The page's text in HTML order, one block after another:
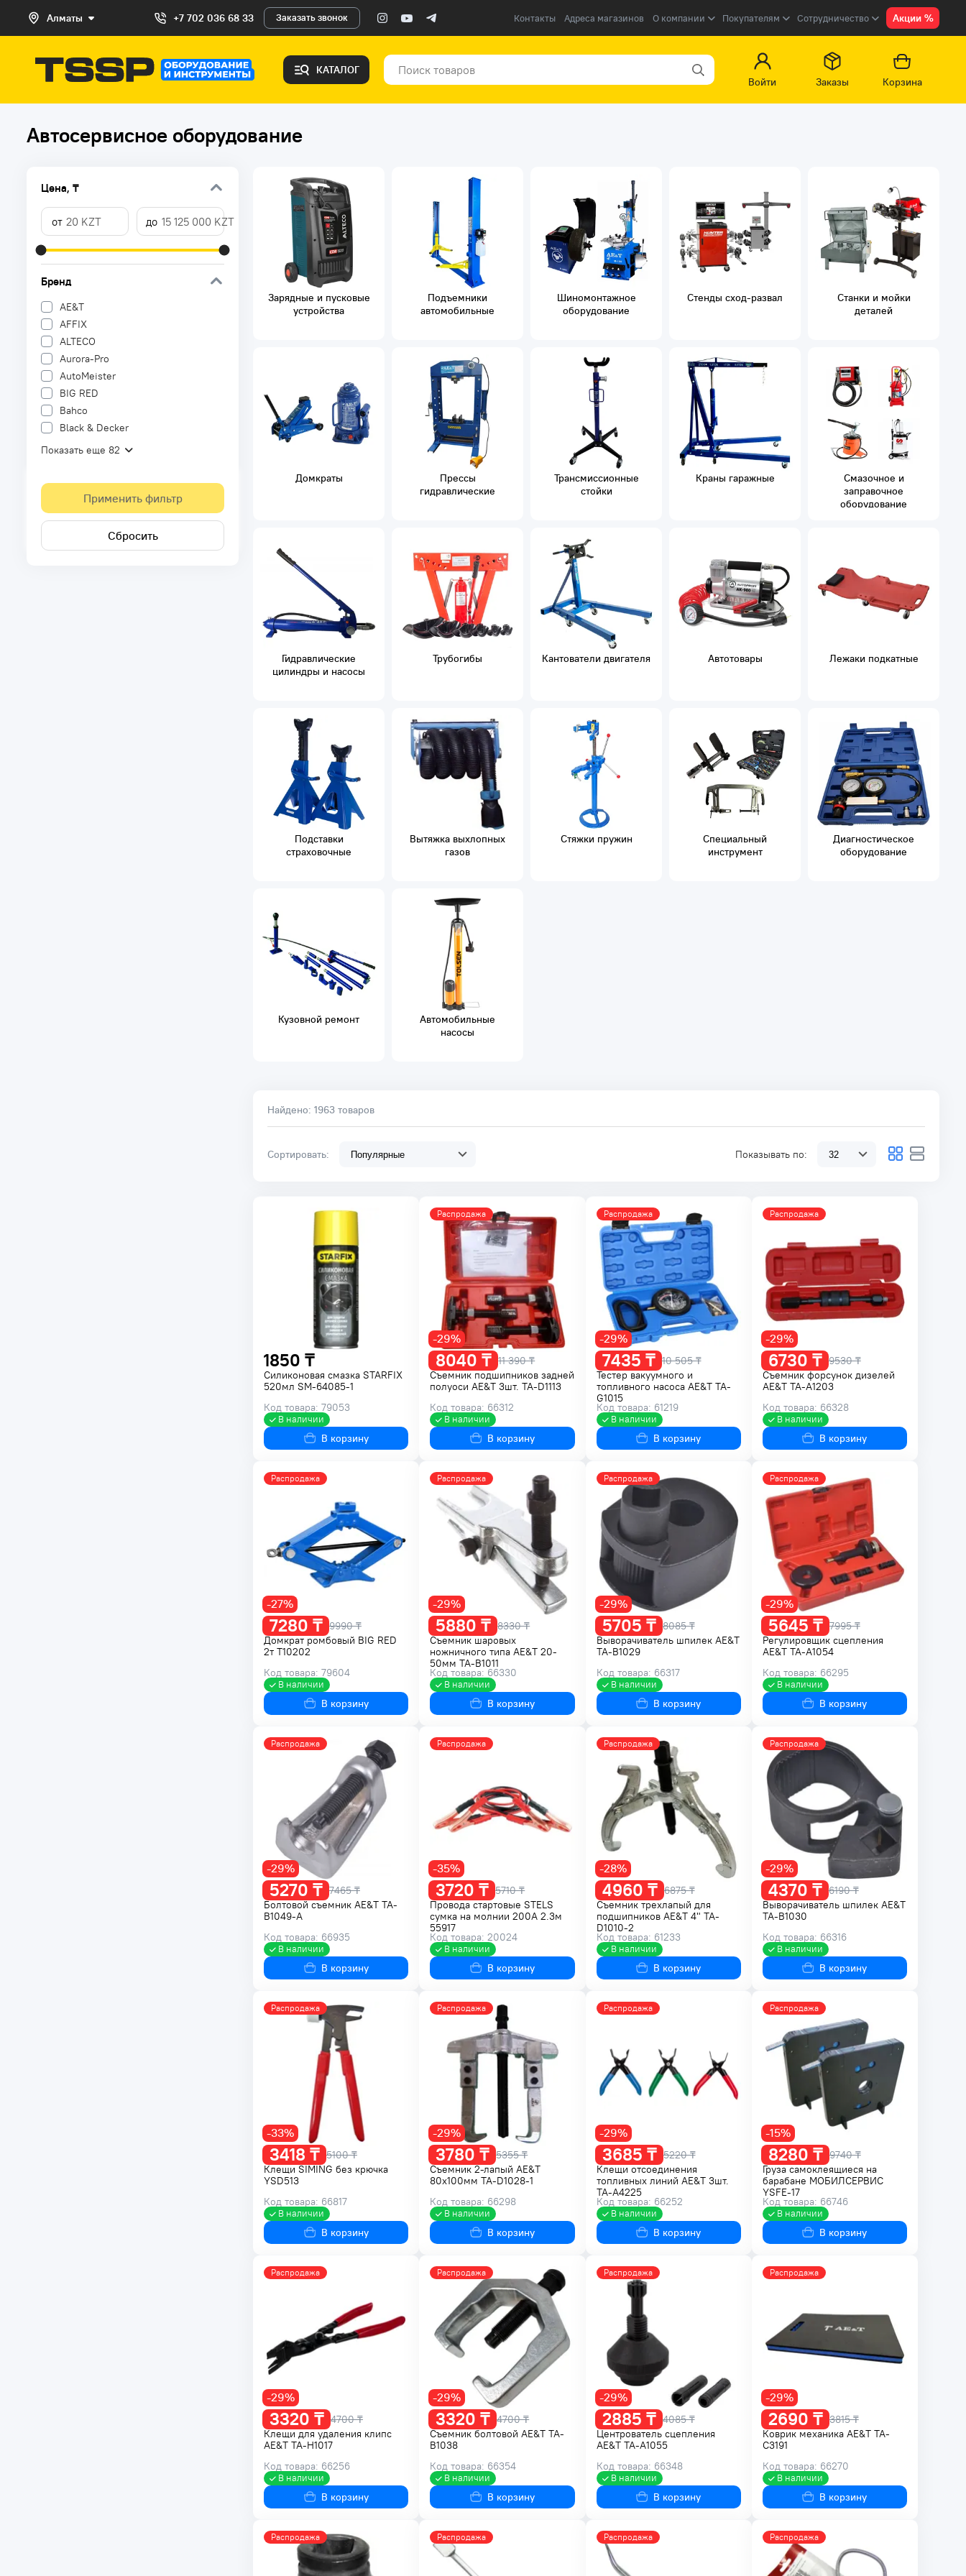
Алматы +7 702 036 68 33 Заказать звонок Контакты Адреса магазинов О компании Покупателям Сотрудничество Акции %
КАТАЛОГ
Войти
Заказы Корзина
Автосервисное оборудование
Цена, ₸
Бренд
AE&T
AFFIX
ALTECO
Aurora-Pro
AutoMeister
BIG RED
Bahco
Black & Decker
Показать еще 82
Применить фильтр
Сбросить
Зарядные и пусковые
устройства
Подъемники
автомобильные
Шиномонтажное
оборудование
Стенды сход-развал
Станки и мойки
деталей
Домкраты
Прессы
гидравлические
Трансмиссионные
стойки
Краны гаражные
Смазочное и
заправочное
оборудование
Гидравлические
цилиндры и насосы
Трубогибы Кантователи двигателя Автотовары Лежаки подкатные
Подставки
страховочные
Вытяжка выхлопных
газов
Стяжки пружин
Специальный
инструмент
Диагностическое
оборудование
Кузовной ремонт
Автомобильные
насосы
Найдено: 1963 товаров
Показывать по:
Сортировать:
1850 ₸
Силиконовая смазка STARFIX
520мл SM-64085-1
Код товара: 79053
В наличии
В корзину
Распродажа
8040 ₸ 11 390 ₸
-29%
Съемник подшипников задней
полуоси AE&T 3шт. TA-D1113
Код товара: 66312
В наличии
В корзину
Распродажа
7435 ₸ 10 505 ₸
-29%
Тестер вакуумного и
топливного насоса AE&T TA-
G1015
Код товара: 61219
В наличии
В корзину
Распродажа
6730 ₸ 9530 ₸
-29%
Съемник форсунок дизелей
AE&T TA-A1203
Код товара: 66328
В наличии
В корзину
Распродажа
7280 ₸ 9990 ₸
-27%
Домкрат ромбовый BIG RED
2т T10202
Код товара: 79604
В наличии
В корзину
Распродажа
5880 ₸ 8330 ₸
-29%
Съемник шаровых
ножничного типа AE&T 20-
50мм TA-B1011
Код товара: 66330
В наличии
В корзину
Распродажа
5705 ₸ 8085 ₸
-29%
Выворачиватель шпилек AE&T
TA-B1029
Код товара: 66317
В наличии
В корзину
Распродажа
5645 ₸ 7995 ₸
-29%
Регулировщик сцепления
AE&T TA-A1054
Код товара: 66295
В наличии
В корзину
Распродажа
5270 ₸ 7465 ₸
-29%
Болтовой съемник AE&T TA-
B1049-A
Код товара: 66935
В наличии
В корзину
Распродажа
3720 ₸ 5710 ₸
-35%
Провода стартовые STELS
сумка на молнии 200А 2.3м
55917
Код товара: 20024
В наличии
В корзину
Распродажа
4960 ₸ 6875 ₸
-28%
Съемник трехлапый для
подшипников AE&T 4" TA-
D1010-2
Код товара: 61233
В наличии
В корзину
Распродажа
4370 ₸ 6190 ₸
-29%
Выворачиватель шпилек AE&T
TA-B1030
Код товара: 66316
В наличии
В корзину
Распродажа
3418 ₸ 5100 ₸
-33%
Клещи SIMING без крючка
YSD513
Код товара: 66817
В наличии
В корзину
Распродажа
3780 ₸ 5355 ₸
-29%
Съемник 2-лапый AE&T
80х100мм TA-D1028-1
Код товара: 66298
В наличии
В корзину
Распродажа
3685 ₸ 5220 ₸
-29%
Клещи отсоединения
топливных линий AE&T 3шт.
TA-A4225
Код товара: 66252
В наличии
В корзину
Распродажа
8280 ₸ 9740 ₸
-15%
Груза самоклеящиеся на
барабане МОБИЛСЕРВИС
YSFE-17
Код товара: 66746
В наличии
В корзину
Распродажа
3320 ₸ 4700 ₸
-29%
Клещи для удаления клипс
AE&T TA-H1017
Код товара: 66256
В наличии
В корзину
Распродажа
3320 ₸ 4700 ₸
-29%
Съемник болтовой AE&T TA-
B1038
Код товара: 66354
В наличии
В корзину
Распродажа
2885 ₸ 4085 ₸
-29%
Центрователь сцепления
AE&T TA-A1055
Код товара: 66348
В наличии
В корзину
Распродажа
2690 ₸ 3815 ₸
-29%
Коврик механика AE&T TA-
C3191
Код товара: 66270
В наличии
В корзину
Распродажа Распродажа Распродажа Распродажа